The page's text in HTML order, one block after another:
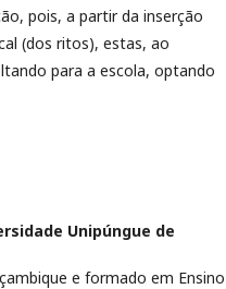
pois, a partir da inserção
(dos ritos), estas, ao
para a escola, optando
Unipúngue de
e formado em Ensino